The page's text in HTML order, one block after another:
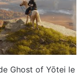
Ghost of Yōtei le